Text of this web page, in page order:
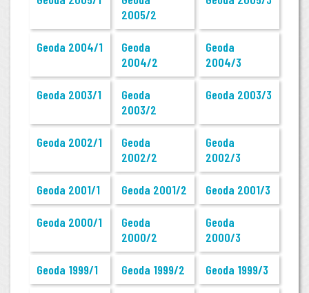
2005/2
Geoda 2004/1
Geoda
2004/2
Geoda
2004/3
Geoda 2003/1
Geoda
2003/2
Geoda 2003/3
Geoda 2002/1
Geoda
2002/2
Geoda
2002/3
Geoda 2001/1 Geoda 2001/2 Geoda 2001/3
Geoda 2000/1
Geoda
2000/2
Geoda
2000/3
Geoda 1999/1 Geoda 1999/2 Geoda 1999/3